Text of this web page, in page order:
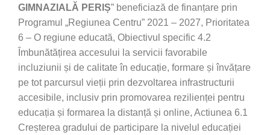
GIMNAZIALĂ PERIȘ” beneficiază de finanțare prin
Programul „Regiunea Centru” 2021 – 2027, Prioritatea
6 – O regiune educată, Obiectivul specific 4.2
Îmbunătățirea accesului la servicii favorabile
incluziunii și de calitate în educație, formare și învățare
pe tot parcursul vieții prin dezvoltarea infrastructurii
accesibile, inclusiv prin promovarea rezilienței pentru
educația și formarea la distanță și online, Actiunea 6.1
Creșterea gradului de participare la nivelul educației